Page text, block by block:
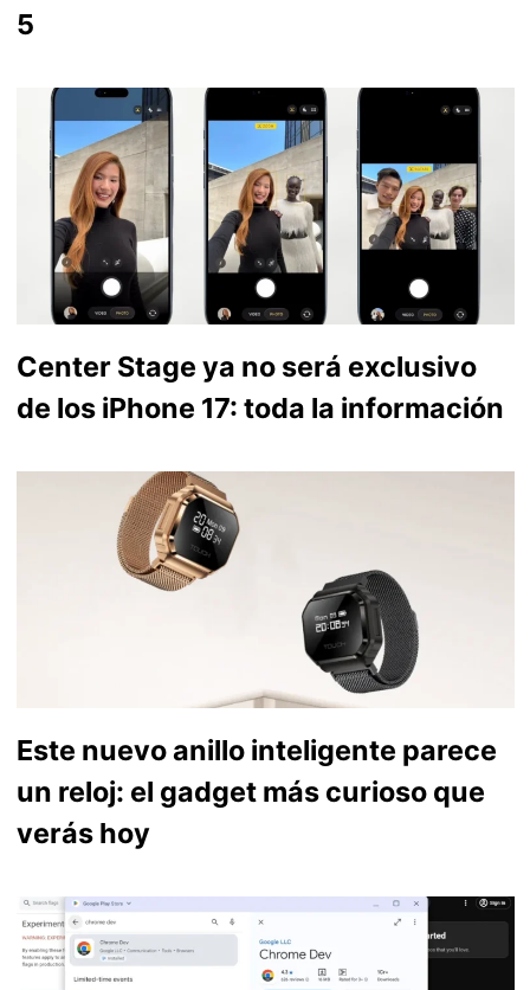
5
Center Stage ya no será exclusivo
de los iPhone 17: toda la información
Este nuevo anillo inteligente parece
un reloj: el gadget más curioso que
verás hoy